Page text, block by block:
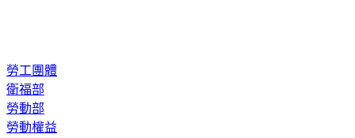
勞工團體
衛福部
勞動部
勞動權益